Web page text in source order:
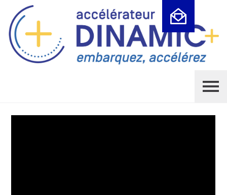
Cookies management panel